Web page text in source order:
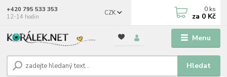
Menu
CZK
Hledat
+420 795 533 353
12-14 hodin
0 ks
za 0 Kč